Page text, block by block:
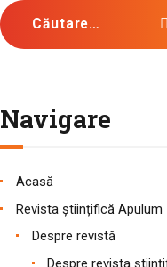
Caută după:
Navigare
Acasă
Revista științifică Apulum
Despre revistă
Despre revista